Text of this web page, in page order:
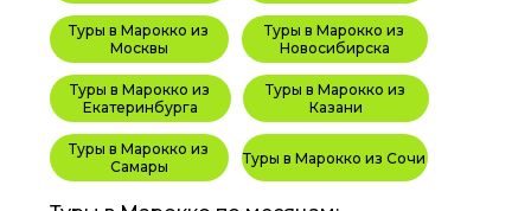
Туры в Марокко из
Новосибирска
Туры в Марокко из
Москвы
Туры в Марокко из
Казани
Туры в Марокко из Сочи
Туры в Марокко из
Самары
Туры в Марокко из
Екатеринбурга